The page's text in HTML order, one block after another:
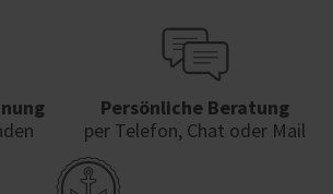
Persönliche Beratung
per Telefon, Chat oder Mail